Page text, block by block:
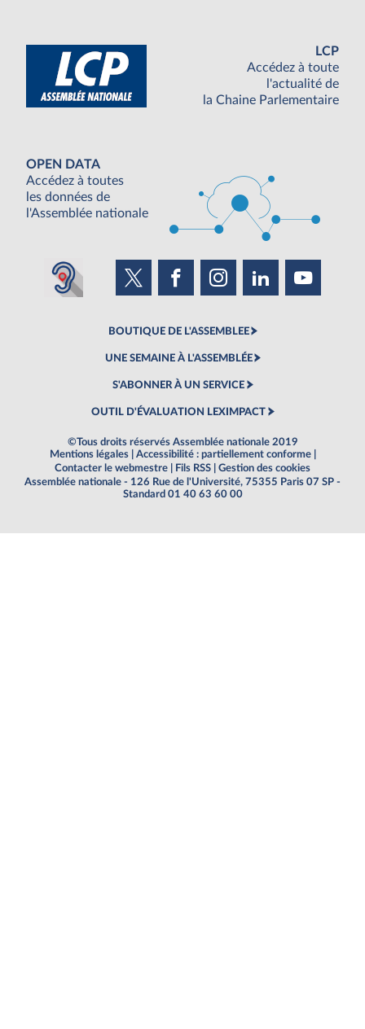
LCP
Accédez à toute
l'actualité de
la Chaine Parlementaire
OPEN DATA
Accédez à toutes
les données de
l'Assemblée nationale
BOUTIQUE DE L'ASSEMBLEE
UNE SEMAINE À L'ASSEMBLÉE
S'ABONNER À UN SERVICE
OUTIL D'ÉVALUATION LEXIMPACT
©Tous droits réservés Assemblée nationale 2019
Mentions légales
Accessibilité : partiellement conforme
Contacter le webmestre
Fils RSS
Gestion des cookies
Assemblée nationale - 126 Rue de l'Université, 75355 Paris 07 SP -
Standard 01 40 63 60 00